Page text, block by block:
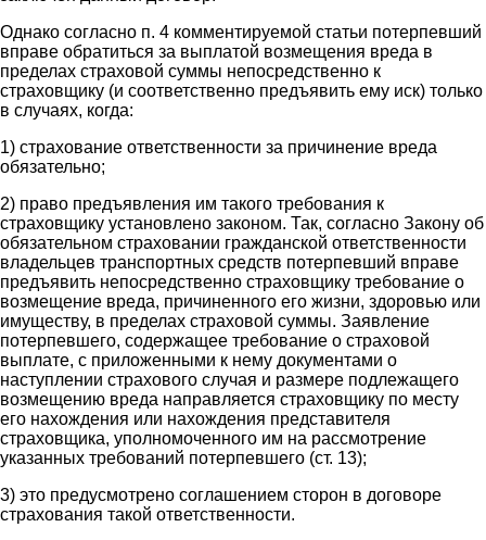
Однако согласно п. 4 комментируемой статьи потерпевший
вправе обратиться за выплатой возмещения вреда в
пределах страховой суммы непосредственно к
страховщику (и соответственно предъявить ему иск) только
в случаях, когда:
1) страхование ответственности за причинение вреда
обязательно;
2) право предъявления им такого требования к
страховщику установлено законом. Так, согласно Закону об
обязательном страховании гражданской ответственности
владельцев транспортных средств потерпевший вправе
предъявить непосредственно страховщику требование о
возмещение вреда, причиненного его жизни, здоровью или
имуществу, в пределах страховой суммы. Заявление
потерпевшего, содержащее требование о страховой
выплате, с приложенными к нему документами о
наступлении страхового случая и размере подлежащего
возмещению вреда направляется страховщику по месту
его нахождения или нахождения представителя
страховщика, уполномоченного им на рассмотрение
указанных требований потерпевшего (ст. 13);
3) это предусмотрено соглашением сторон в договоре
страхования такой ответственности.